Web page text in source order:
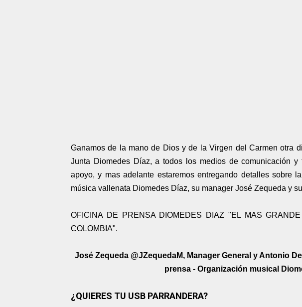
Ganamos de la mano de Dios y de la Virgen del Carmen otra
Junta Diomedes Díaz, a todos los medios de comunicación
apoyo, y mas adelante estaremos entregando detalles sobre
música vallenata Diomedes Díaz, su manager José Zequeda y
OFICINA DE PRENSA DIOMEDES DIAZ "EL MAS
COLOMBIA".
José Zequeda @JZequedaM, Manager General y Antonio
prensa - Organización musical
¿QUIERES TU USB PARRANDERA?